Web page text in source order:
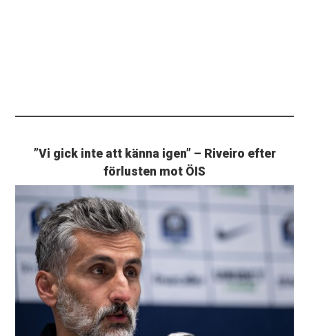
”Vi gick inte att känna igen” – Riveiro efter
förlusten mot ÖIS